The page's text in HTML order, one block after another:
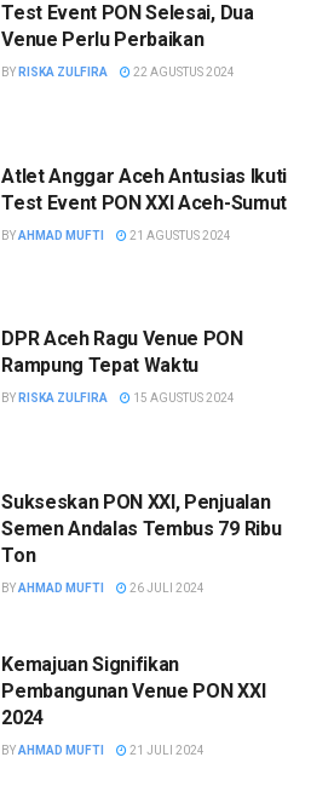
Test Event PON Selesai, Dua
Venue Perlu Perbaikan
BY RISKA ZULFIRA 22 AGUSTUS 2024
Atlet Anggar Aceh Antusias Ikuti
Test Event PON XXI Aceh-Sumut
BYAHMAD MUFTI 21 AGUSTUS 2024
DPR Aceh Ragu Venue PON
Rampung Tepat Waktu
BY RISKA ZULFIRA 15 AGUSTUS 2024
Sukseskan PON XXI, Penjualan
Semen Andalas Tembus 79 Ribu
Ton
BYAHMAD MUFTI 26 JULI 2024
Kemajuan Signifikan
Pembangunan Venue PON XXI
2024
BYAHMAD MUFTI 21 JULI 2024